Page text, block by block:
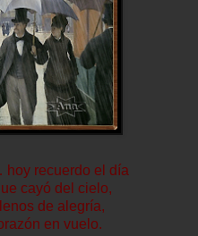
hoy recuerdo el día
cayó del cielo,
de alegría,
en vuelo.